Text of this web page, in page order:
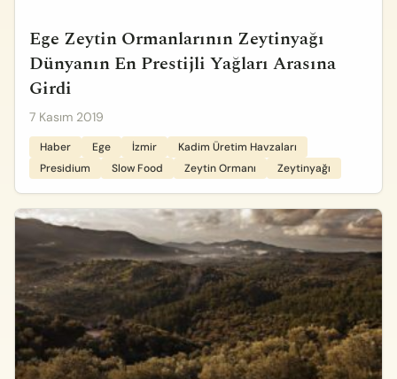
Ege Zeytin Ormanlarının Zeytinyağı
Dünyanın En Prestijli Yağları Arasına
Girdi
7 Kasım 2019
Haber Ege İzmir
Kadim Üretim Havzaları
Presidium
Slow Food Zeytin Ormanı Zeytinyağı